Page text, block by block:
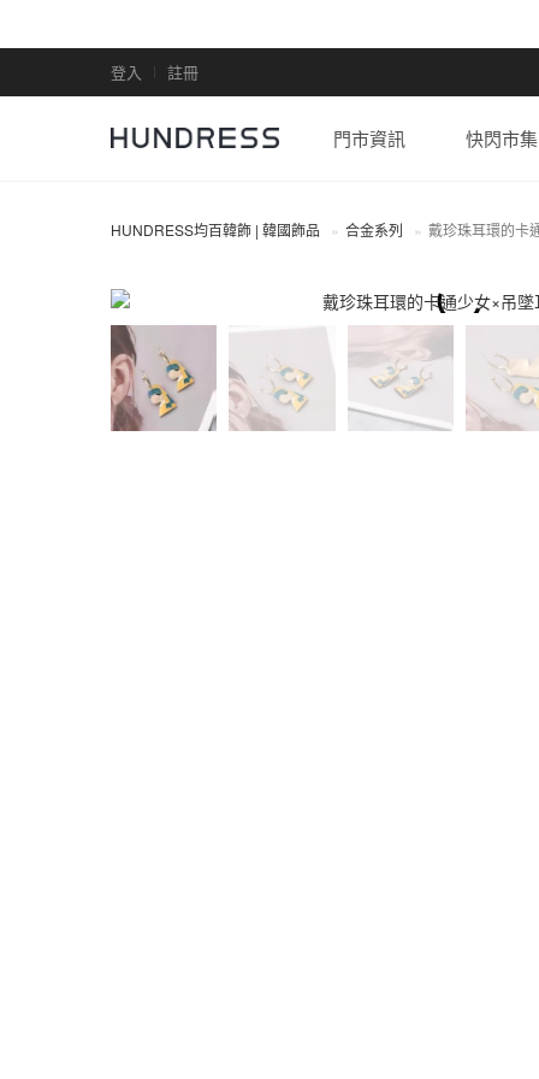
登入 註冊
門市資訊 快閃市集
HUNDRESS均百韓飾 | 韓國飾品 合金系列 戴珍珠耳環的卡